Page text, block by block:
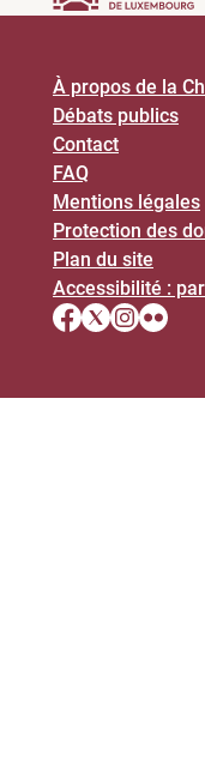
À propos de la
Débats publics
Contact
FAQ
Mentions légales
Protection des
Plan du site
Accessibilité :